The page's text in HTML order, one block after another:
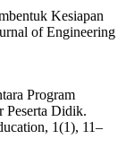
Kesiapan
of Engineering
Program
Peserta Didik.
1(1), 11–